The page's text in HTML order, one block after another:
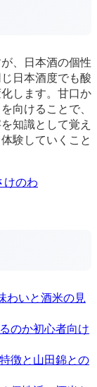
、日本酒の個性
日本酒度でも酸
します。甘口か
向けることで、
知識として覚え
験していくこと
けのわ
わいと酒米の見
のか初心者向け
徴と山田錦との